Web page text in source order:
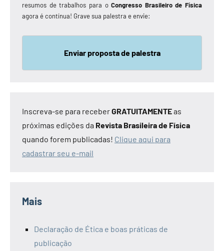
resumos de trabalhos para oCongresso Brasileiro de Física
agora é contínua! Grave sua palestra e envie:
Enviar proposta de palestra
Inscreva-se para receberGRATUITAMENTEas
próximas edições da Revista Brasileira de Física
quando forem publicadas! Clique aqui para
cadastrar seu e-mail
Mais
Declaração de Ética e boas práticas de
publicação